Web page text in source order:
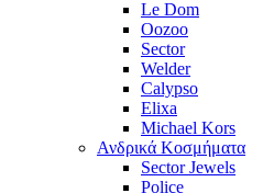
Le Dom
Oozoo
Sector
Welder
Calypso
Elixa
Michael Kors
Ανδρικά Κοσμήματα
Sector Jewels
Police